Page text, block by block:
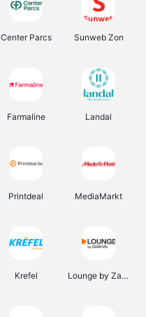
Center Parcs Sunweb Zon
Farmaline Landal
Printdeal MediaMarkt
Krefel Lounge by Zalando